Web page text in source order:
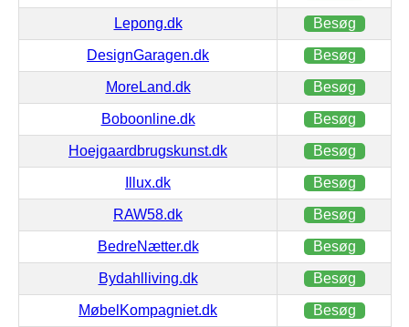
Lepong.dk Besøg
DesignGaragen.dk Besøg
MoreLand.dk Besøg
Boboonline.dk Besøg
Hoejgaardbrugskunst.dk Besøg
Illux.dk Besøg
RAW58.dk Besøg
BedreNætter.dk Besøg
Bydahlliving.dk Besøg
MøbelKompagniet.dk Besøg